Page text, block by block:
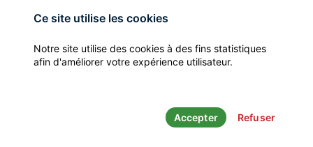
fromagerie épicerie fine cave à vin
assistant_navigationITINÉRAIRE callAPPELER
Ce site utilise les cookies
Notre site utilise des cookies à des fins statistiques
afin d'améliorer votre expérience utilisateur.
Accepter Refuser